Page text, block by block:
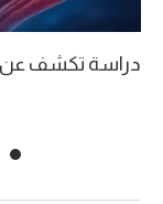
دراسة تكشف عن